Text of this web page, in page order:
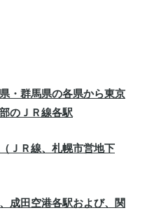
・群馬県の各県から東京
のＪＲ線各駅
ＪＲ線、札幌市営地下
成田空港各駅および、関